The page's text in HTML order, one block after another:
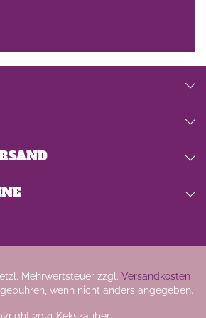
Mehrwertsteuer zzgl. Versandkosten
wenn nicht anders angegeben.